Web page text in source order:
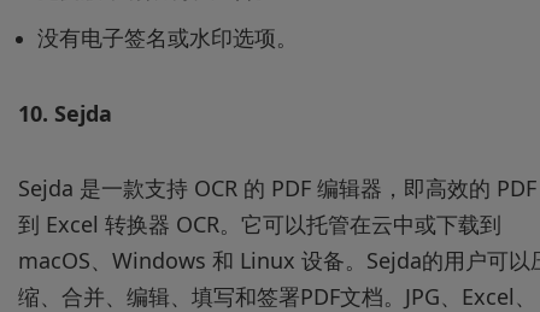
没有电子签名或水印选项。
10. Sejda
Sejda 是一款支持 OCR 的 PDF 编辑器，即高效的 PDF
到 Excel 转换器 OCR。它可以托管在云中或下载到
macOS、Windows 和 Linux 设备。Sejda的用户可以
缩、合并、编辑、填写和签署PDF文档。JPG、Excel、